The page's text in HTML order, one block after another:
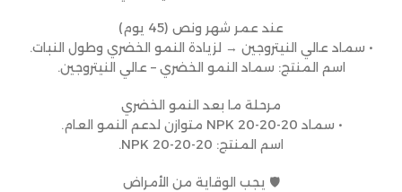
عند عمر شهر ونص (45 يوم)
• سماد عالي النيتروجين → لزيادة النمو الخضري وطول النبات.
اسم المنتج: سماد النمو الخضري – عالي النيتروجين.
مرحلة ما بعد النمو الخضري
• سماد NPK 20-20-20 متوازن لدعم النمو العام.
اسم المنتج: NPK 20-20-20.
🛡 يجب الوقاية من الأمراض